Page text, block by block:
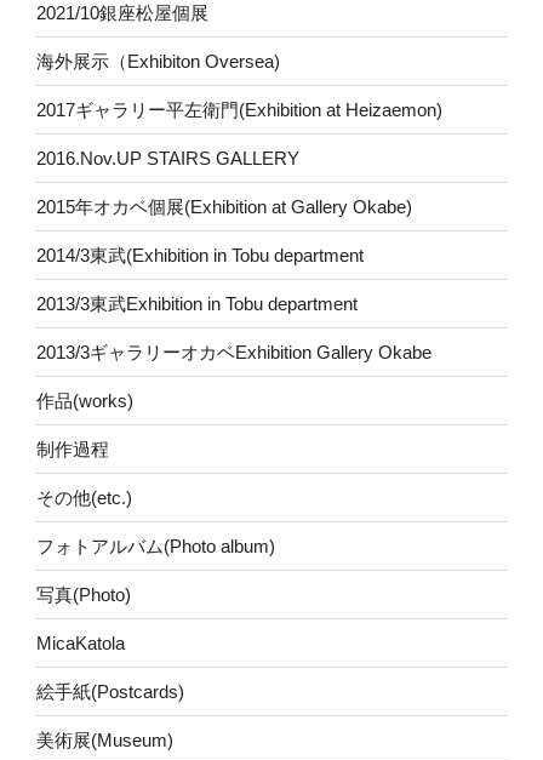
2021/10銀座松屋個展
海外展示（Exhibiton Oversea)
2017ギャラリー平左衛門(Exhibition at Heizaemon)
2016.Nov.UP STAIRS GALLERY
2015年オカベ個展(Exhibition at Gallery Okabe)
2014/3東武(Exhibition in Tobu department
2013/3東武Exhibition in Tobu department
2013/3ギャラリーオカベExhibition Gallery Okabe
作品(works)
制作過程
その他(etc.)
フォトアルバム(Photo album)
写真(Photo)
MicaKatola
絵手紙(Postcards)
美術展(Museum)